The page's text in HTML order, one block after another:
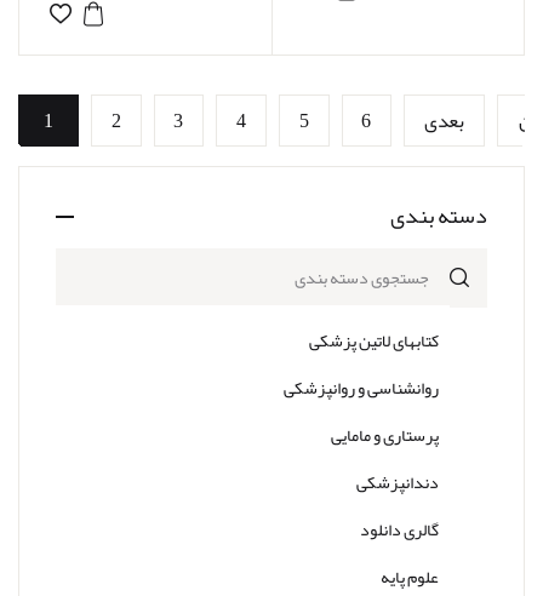
دسته بندی
جستجوی دسته بندی
کتابهای لاتین پزشکی
روانشناسی و روانپزشکی
پرستاری و مامایی
دندانپزشکی
گالری دانلود
علوم پایه
1 2 3 4 5 6 بعدی